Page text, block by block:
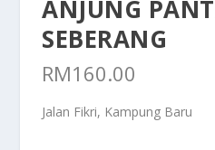
ANJUNG
SEBERANG
RM160.00
Jalan Fikri, Kampung Baru